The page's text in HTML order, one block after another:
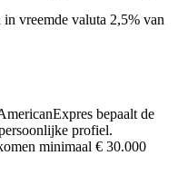
vreemde valuta 2,5% van
bepaalt de
profiel.
minimaal € 30.000